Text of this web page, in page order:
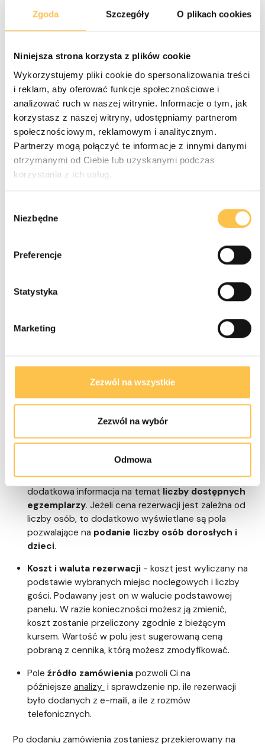
Zgoda Szczegóły O plikach cookies
Niniejsza strona korzysta z plików cookie
Wykorzystujemy pliki cookie do spersonalizowania treści
i reklam, aby oferować funkcje społecznościowe i
analizować ruch w naszej witrynie. Informacje o tym, jak
korzystasz z naszej witryny, udostępniamy partnerom
społecznościowym, reklamowym i analitycznym.
Partnerzy mogą połączyć te informacje z innymi danymi
otrzymanymi od Ciebie lub uzyskanymi podczas
korzystania z ich usług.
zgody
Niezbędne
Preferencje
Statystyka
Marketing
Zezwól na wszystkie
Zezwól na wybór
Odmowa
Niezależnie od wybranej opcji, w kolejnym kroku
wyświetli się okno, w którym można wprowadzić
podstawowe informacje o rezerwacji.
Podczas składania rezerwacji warto zwrócić uwagę na:
Wybór miejsc noclegowych- jeżeli na liście
znajdują się pokoje podświetlone na czerwono,
są one niedostępne
zajęte lub wykluczone ze sprzedaży). Podświetlenie
na niedostępny pokój doda się jako nadmiarowa. Przy
każdej pozycji w kolumnie liczba znajduje się
dodatkowa informacja na temat liczby dostępnych
egzemplarzy. Jeżeli cena rezerwacji jest zależna od
liczby osób, to dodatkowo wyświetlane są pola
pozwalające na podanie liczby osób dorosłych i
dzieci.
Koszt i waluta rezerwacji- koszt jest wyliczany na
podstawie wybranych miejsc noclegowych i liczby
gości. Podawany jest on w walucie podstawowej
panelu. W razie konieczności możesz ją zmienić,
koszt zostanie przeliczony zgodnie z bieżącym
kursem. Wartość w polu jest sugerowaną ceną
pobraną z cennika, którą możesz zmodyfikować.
Pole źródło zamówieniapozwoli Ci na
późniejsze analizy i sprawdzenie np. ile rezerwacji
było dodanych z e-maili, a ile z rozmów
telefonicznych.
Po dodaniu zamówienia zostaniesz przekierowany na